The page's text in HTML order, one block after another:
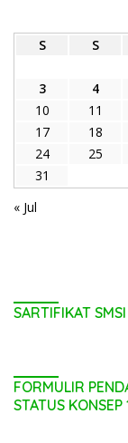
S
S
3
4
10
11
17
18
24
25
31
« Jul
SARTIFIKAT
FORMULIR
STATUS